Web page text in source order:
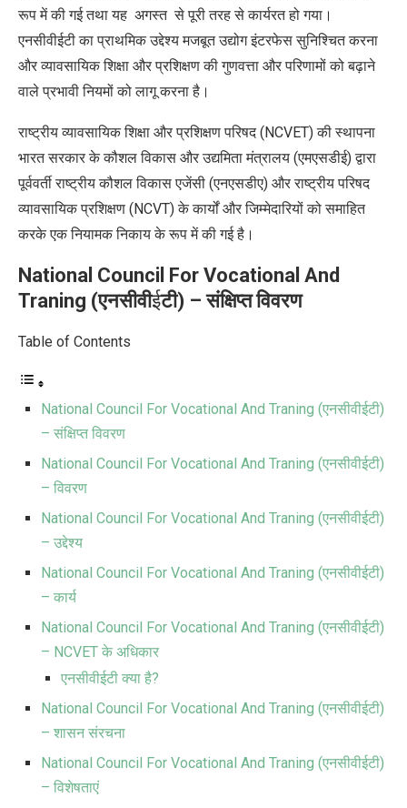
रूप में की गई तथा यह अगस्त से पूरी तरह से कार्यरत हो गया।
एनसीवीईटी का प्राथमिक उद्देश्य मजबूत उद्योग इंटरफेस सुनिश्चित करना
और व्यावसायिक शिक्षा और प्रशिक्षण की गुणवत्ता और परिणामों को बढ़ाने
वाले प्रभावी नियमों को लागू करना है।
राष्ट्रीय व्यावसायिक शिक्षा और प्रशिक्षण परिषद ( NCVET) की स्थापना
भारत सरकार के कौशल विकास और उद्यमिता मंत्रालय (एमएसडीई) द्वारा
पूर्ववर्ती राष्ट्रीय कौशल विकास एजेंसी (एनएसडीए) और राष्ट्रीय परिषद
व्यावसायिक प्रशिक्षण ( NCVT) के कार्यों और जिम्मेदारियों को समाहित
करके एक नियामक निकाय के रूप में की गई है।
National Council For Vocational And
Traning (एनसीवीईटी) –संक्षिप्त विवरण
Table of Contents
National Council For Vocational And Traning (एनसीवीईटी)
– संक्षिप्त विवरण
National Council For Vocational And Traning (एनसीवीईटी)
– विवरण
National Council For Vocational And Traning (एनसीवीईटी)
– उद्देश्य
National Council For Vocational And Traning (एनसीवीईटी)
– कार्य
National Council For Vocational And Traning (एनसीवीईटी)
– NCVET के अधिकार
एनसीवीईटी क्या है?
National Council For Vocational And Traning (एनसीवीईटी)
– शासन संरचना
National Council For Vocational And Traning (एनसीवीईटी)
– विशेषताएं